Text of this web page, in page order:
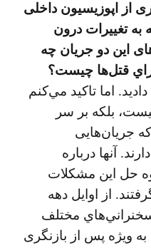
از اپوزيسيون داخلی
تغييرات درون
اين دو جريان چه
قتل‌ها چيست؟
اما تاكيد مي‌كنم
بلكه بر سر
جريان‌هايی
آنها درباره
حل اين مشكلات
از اوايل دهه
مختلف
به ويژه پس از بازنگری